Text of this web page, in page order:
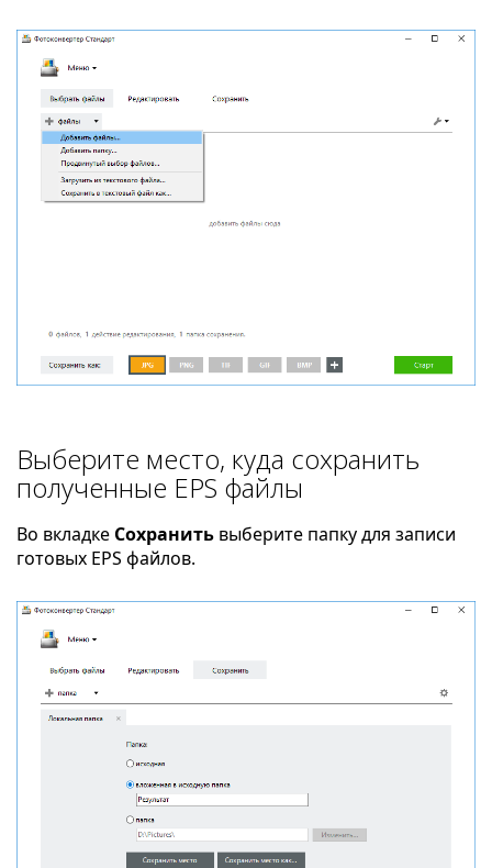
Выберите место, куда сохранить
полученные EPS файлы
Во вкладке Сохранить выберите папку для записи
готовых EPS файлов.